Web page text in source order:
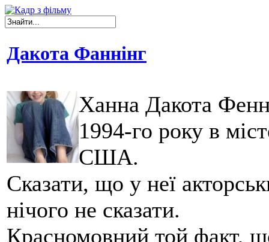
Дакота Фаннінг
Ханна Дакота
1994-го року в
США.
Сказати, що у неї
нічого не сказати.
Красномовний той факт,